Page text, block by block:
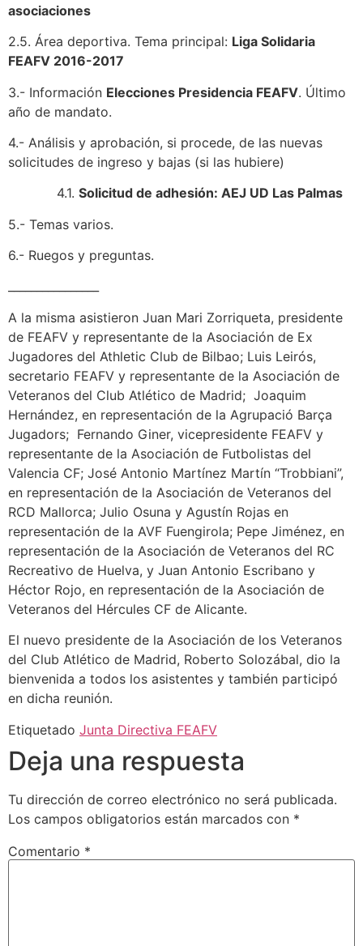
asociaciones
2.5. Área deportiva. Tema principal: Liga Solidaria
FEAFV 2016-2017
3.- Información Elecciones Presidencia FEAFV. Último
año de mandato.
4.- Análisis y aprobación, si procede, de las nuevas
solicitudes de ingreso y bajas (si las hubiere)
4.1. Solicitud de adhesión: AEJ UD Las Palmas
5.- Temas varios.
6.- Ruegos y preguntas.
A la misma asistieron Juan Mari Zorriqueta, presidente
de FEAFV y representante de la Asociación de Ex
Jugadores del Athletic Club de Bilbao; Luis Leirós,
secretario FEAFV y representante de la Asociación de
Veteranos del Club Atlético de Madrid; Joaquim
Hernández, en representación de la Agrupació Barça
Jugadors; Fernando Giner, vicepresidente FEAFV y
representante de la Asociación de Futbolistas del
Valencia CF; José Antonio Martínez Martín “Trobbiani”,
en representación de la Asociación de Veteranos del
RCD Mallorca; Julio Osuna y Agustín Rojas en
representación de la AVF Fuengirola; Pepe Jiménez, en
representación de la Asociación de Veteranos del RC
Recreativo de Huelva, y Juan Antonio Escribano y
Héctor Rojo, en representación de la Asociación de
Veteranos del Hércules CF de Alicante.
El nuevo presidente de la Asociación de los Veteranos
del Club Atlético de Madrid, Roberto Solozábal, dio la
bienvenida a todos los asistentes y también participó
en dicha reunión.
Etiquetado Junta Directiva FEAFV
Deja una respuesta
Tu dirección de correo electrónico no será publicada.
Los campos obligatorios están marcados con *
Comentario *